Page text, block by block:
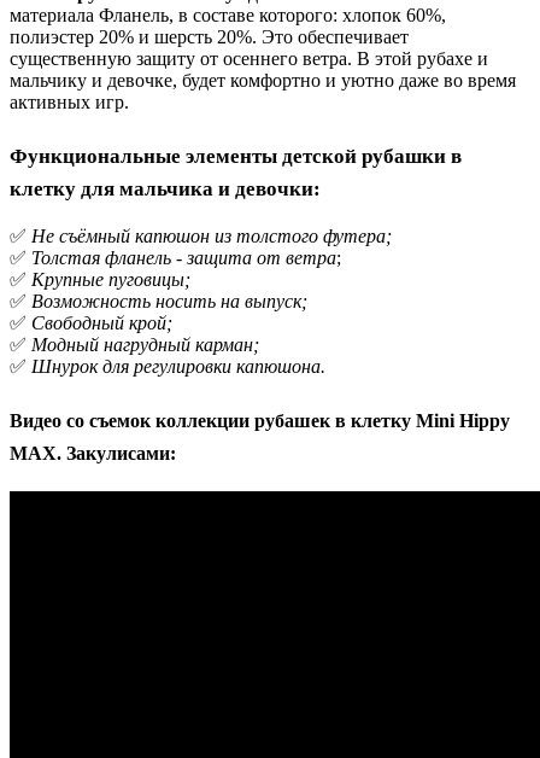
материала Фланель, в составе которого: хлопок 60%,
полиэстер 20% и шерсть 20%. Это обеспечивает
существенную защиту от осеннего ветра. В этой рубахе и
мальчику и девочке, будет комфортно и уютно даже во время
активных игр.
Функциональные элементы детской рубашки в
клетку для мальчика и девочки:
✅ Не съёмный капюшон из толстого футера;
✅ Толстая фланель - защита от ветра;
✅ Крупные пуговицы;
✅ Возможность носить на выпуск;
✅ Свободный крой;
✅ Модный нагрудный карман;
✅ Шнурок для регулировки капюшона.
Видео со съемок коллекции рубашек в клетку Mini Hippy
MAX. Закулисами: